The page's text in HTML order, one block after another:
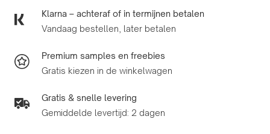
Klarna – achteraf of in termijnen betalen
Vandaag bestellen, later betalen
Premium samples en freebies
Gratis kiezen in de winkelwagen
Gratis & snelle levering
Gemiddelde levertijd: 2 dagen